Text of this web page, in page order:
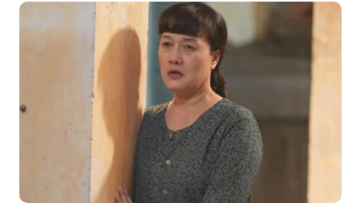
mẹ không phải sự nghèo khó, mà là khi các con phải
chứng kiến những tổn thương trong chính ngôi nhà